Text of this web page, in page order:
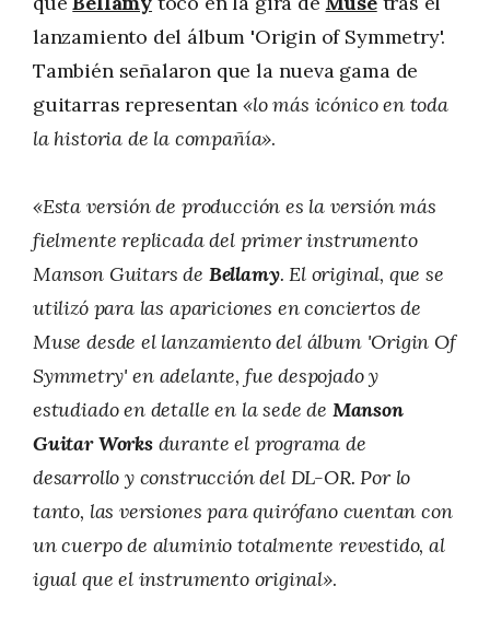
lanzamiento del álbum 'Origin of Symmetry'.
También señalaron que la nueva gama de
guitarras representan«lo más icónico en toda
la historia de la compañía».
«Esta versión de producción es la versión más
fielmente replicada del primer instrumento
Manson Guitars de Bellamy. El original, que se
utilizó para las apariciones en conciertos de
Muse desde el lanzamiento del álbum 'Origin Of
Symmetry' en adelante, fue despojado y
estudiado en detalle en la sede de Manson
Guitar Worksdurante el programa de
desarrollo y construcción del DL-OR. Por lo
tanto, las versiones para quirófano cuentan con
un cuerpo de aluminio totalmente revestido, al
igual que el instrumento original».